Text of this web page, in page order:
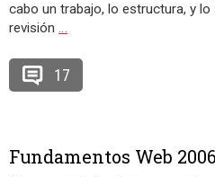
cabo un trabajo, lo estructura, y
revisión …
17
Fundamentos Web 2006